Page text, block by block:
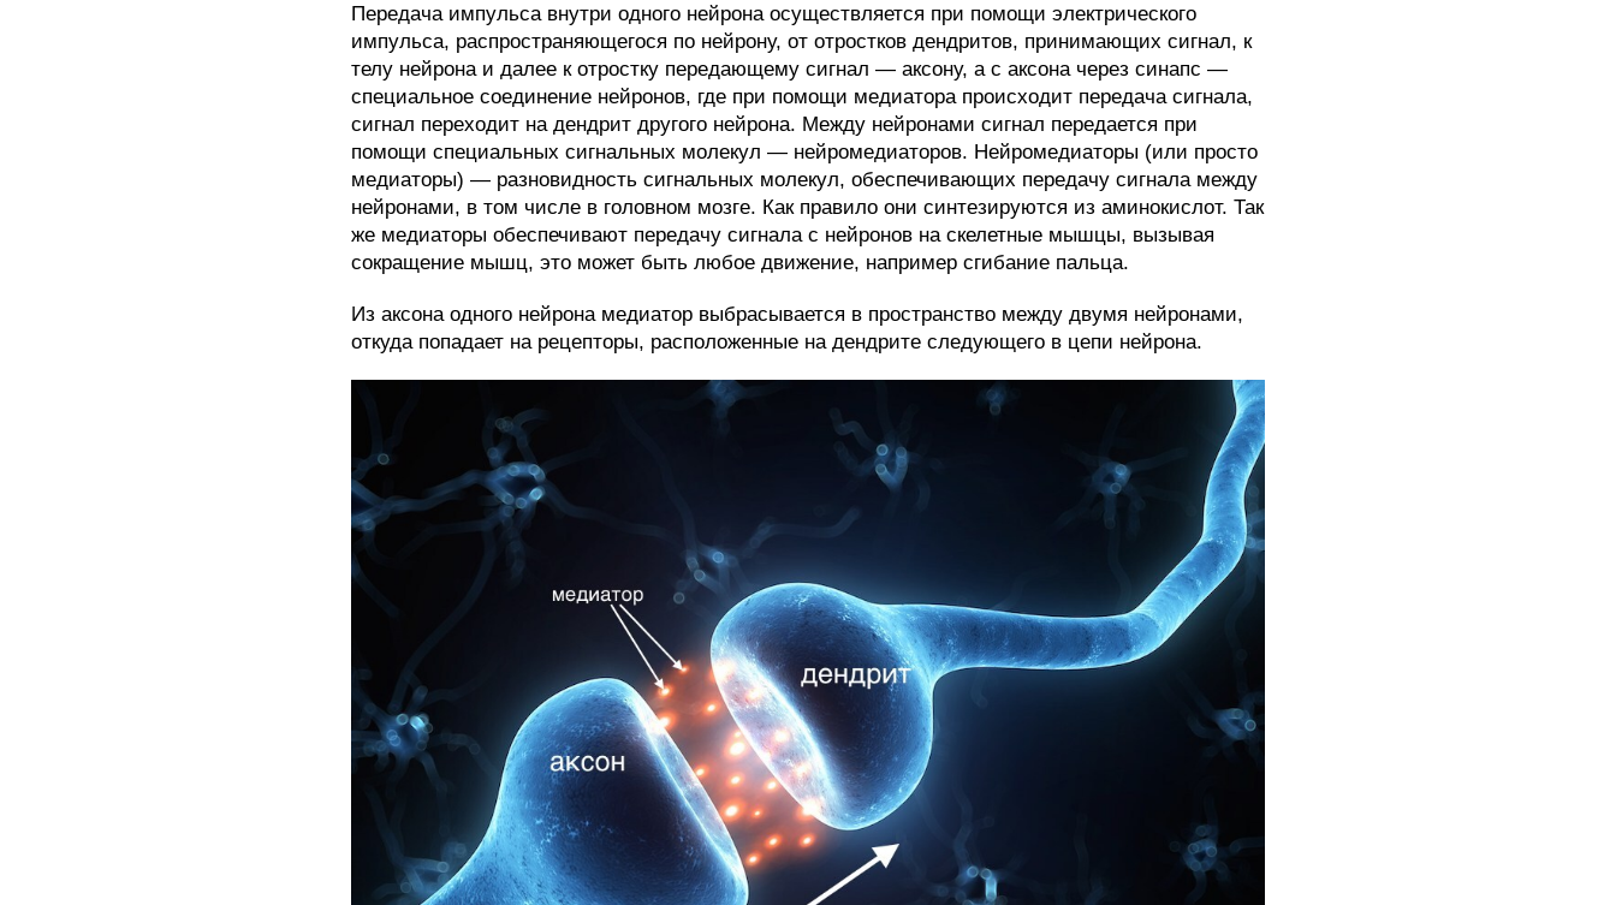
Передача импульса внутри одного нейрона осуществляется при помощи электрического
импульса, распространяющегося по нейрону, от отростков дендритов, принимающих сигнал, к
телу нейрона и далее к отростку передающему сигнал — аксону, а с аксона через синапс —
специальное соединение нейронов, где при помощи медиатора происходит передача сигнала,
сигнал переходит на дендрит другого нейрона. Между нейронами сигнал передается при
помощи специальных сигнальных молекул — нейромедиаторов. Нейромедиаторы (или просто
медиаторы) — разновидность сигнальных молекул, обеспечивающих передачу сигнала между
нейронами, в том числе в головном мозге. Как правило они синтезируются из аминокислот. Так
же медиаторы обеспечивают передачу сигнала с нейронов на скелетные мышцы, вызывая
сокращение мышц, это может быть любое движение, например сгибание пальца.
Из аксона одного нейрона медиатор выбрасывается в пространство между двумя нейронами,
откуда попадает на рецепторы, расположенные на дендрите следующего в цепи нейрона.